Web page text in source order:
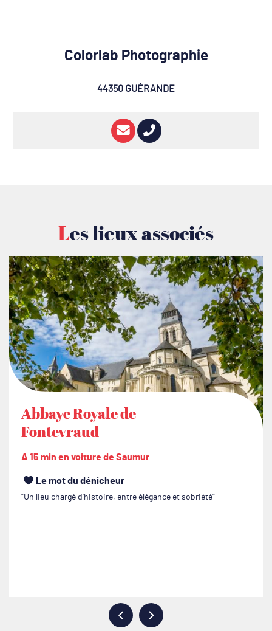
Colorlab Photographie
44350 GUÉRANDE
Les lieux associés
Abbaye Royale de
Fontevraud
A 15 min en voiture de Saumur
Le mot du dénicheur
Un lieu chargé d’histoire, entre élégance et sobriété